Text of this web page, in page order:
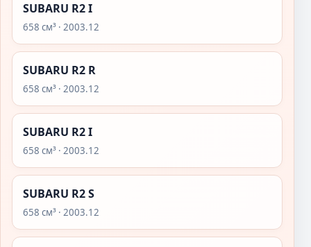
SUBARU R2 I
658 см³ · 2003.12
SUBARU R2 R
658 см³ · 2003.12
SUBARU R2 I
658 см³ · 2003.12
SUBARU R2 S
658 см³ · 2003.12